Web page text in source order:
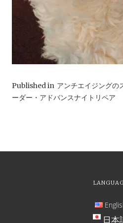
Published in アンチエイジングの
ーダー・アドバンスナイトリペア
日本